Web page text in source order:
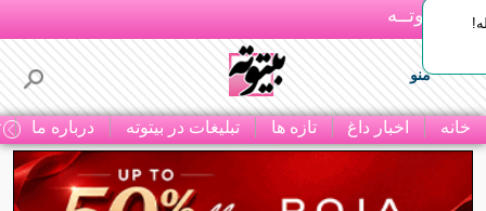
بـیتوتــه
منو
خانه اخبار داغ تازه ها تبلیغات در بیتوته درباره ما